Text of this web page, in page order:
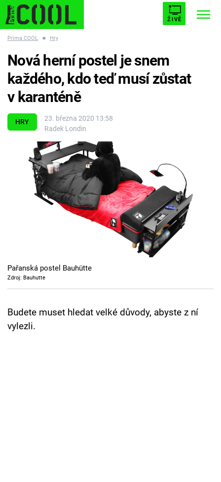
ŽIVĚ
ESCAPE PLNEJ KOTEL AVENGERS 5
Témata
Filmy
Seriály
TV Program
Prima COOL ■ Hry
HRY
23. března 2020 13:58
Radek Londin
Nová herní postel je snem
každého, kdo teď musí zůstat
v karanténě
Pařanská postel Bauhütte
Zdroj: Bauhutte
Budete muset hledat velké důvody, abyste z ní
vylezli.